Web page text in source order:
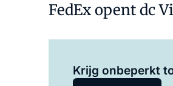
FedEx opent dc
Krijg onbeperkt